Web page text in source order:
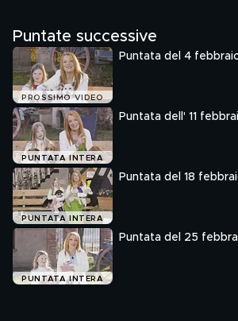
Puntate successive
PROSSIMO VIDEO
Puntata del 4
PUNTATA INTERA
Puntata dell' 11
PUNTATA INTERA
Puntata del 18
PUNTATA INTERA
Puntata del 25